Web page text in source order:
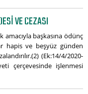
VE CEZASI
amacıyla başkasına ödünç
hapis ve beşyüz günden
(Ek:14/4/2020-
çerçevesinde işlenmesi